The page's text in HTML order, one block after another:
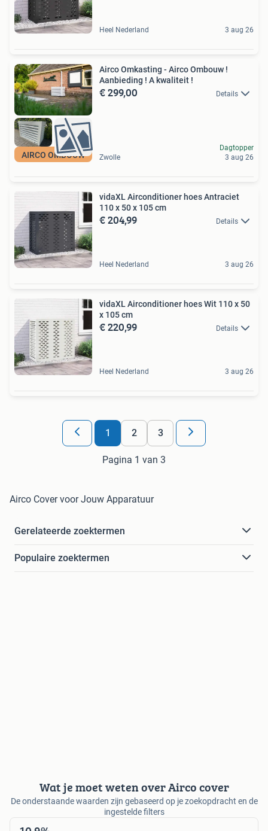
Heel Nederland 3 aug 26
AIRCO OMBOUW
Airco Omkasting - Airco Ombouw !
Aanbieding ! A kwaliteit !
€ 299,00 Details
Zwolle
Dagtopper
3 aug 26
vidaXL Airconditioner hoes Antraciet
110 x 50 x 105 cm
€ 204,99 Details
Heel Nederland 3 aug 26
vidaXL Airconditioner hoes Wit 110 x 50
x 105 cm
€ 220,99 Details
Heel Nederland 3 aug 26
1 2 3
Pagina 1 van 3
Airco Cover voor Jouw Apparatuur
Gerelateerde zoektermen
Populaire zoektermen
Wat je moet weten over Airco cover
De onderstaande waarden zijn gebaseerd op je zoekopdracht en de
ingestelde filters